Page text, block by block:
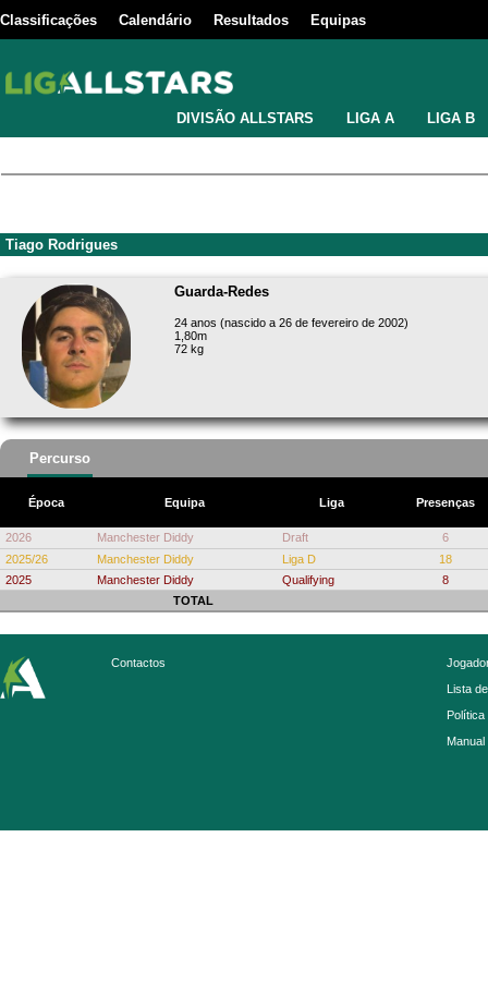
Classificações Calendário Resultados Equipas
DIVISÃO ALLSTARS LIGA A LIGA B
Tiago Rodrigues
Guarda-Redes
24 anos (nascido a 26 de fevereiro de 2002)
1,80m
72 kg
Percurso
Época Equipa Liga Presenças
2026 Manchester Diddy Draft
6
2025/26
Manchester Diddy Liga D
18
2025
Manchester Diddy Qualifying
8
TOTAL
Contactos
Lista
Política